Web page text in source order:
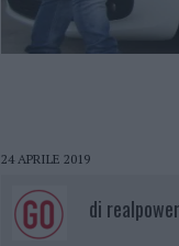
24 APRILE 2019
di realpower